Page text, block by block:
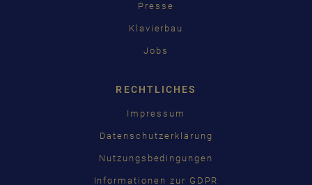
Presse
Klavierbau
Jobs
RECHTLICHES
Impressum
Datenschutzerklärung
Nutzungsbedingungen
Informationen zur GDPR